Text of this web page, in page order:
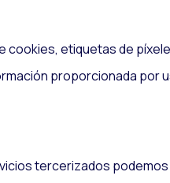
cookies, etiquetas de
proporcionada por
tercerizados